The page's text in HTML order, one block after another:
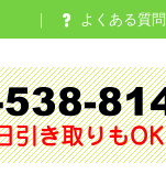
よくある質問